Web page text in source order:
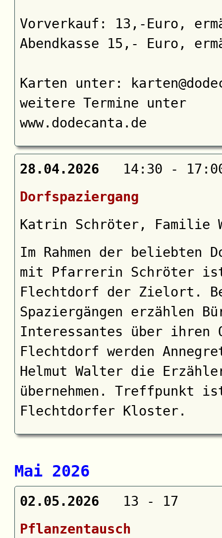
Vorverkauf: 13,-Euro,
Abendkasse 15,- Euro,
Karten unter:
weitere Termine unter
www.dodecanta.de
28.04.2026 14:30 -
Dorfspaziergang
Katrin Schröter, Familie
Im Rahmen der beliebten
mit Pfarrerin Schröter
Flechtdorf der Zielort.
Spaziergängen erzählen
Interessantes über ihren
Flechtdorf werden
Helmut Walter die
übernehmen. Treffpunkt
Flechtdorfer Kloster.
Mai 2026
02.05.2026 13 - 17
Pflanzentausch